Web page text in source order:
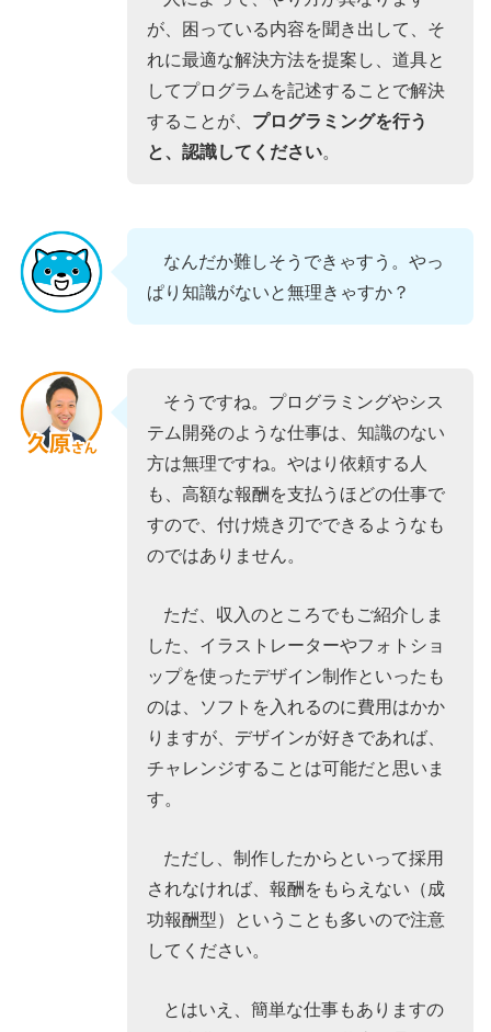
が、困っている内容を聞き出して、そ
れに最適な解決方法を提案し、道具と
してプログラムを記述することで解決
することが、 プログラミングを行う
と、認識してください。
なんだか難しそうできゃすう。やっ
ぱり知識がないと無理きゃすか？
そうですね。プログラミングやシス
テム開発のような仕事は、知識のない
方は無理ですね。やはり依頼する人
も、高額な報酬を支払うほどの仕事で
すので、付け焼き刃でできるようなも
のではありません。
ただ、収入のところでもご紹介しま
した、イラストレーターやフォトショ
ップを使ったデザイン制作といったも
のは、ソフトを入れるのに費用はかか
りますが、デザインが好きであれば、
チャレンジすることは可能だと思いま
す。
ただし、制作したからといって採用
されなければ、報酬をもらえない（成
功報酬型）ということも多いので注意
してください。
とはいえ、簡単な仕事もありますの